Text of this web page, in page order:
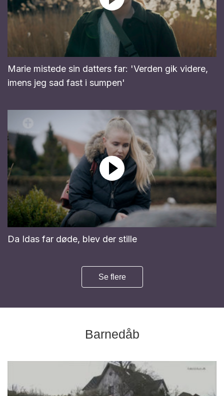
Marie mistede sin datters far: 'Verden gik videre,
imens jeg sad fast i sumpen'
Da Idas far døde, blev der stille
Se flere
Barnedåb